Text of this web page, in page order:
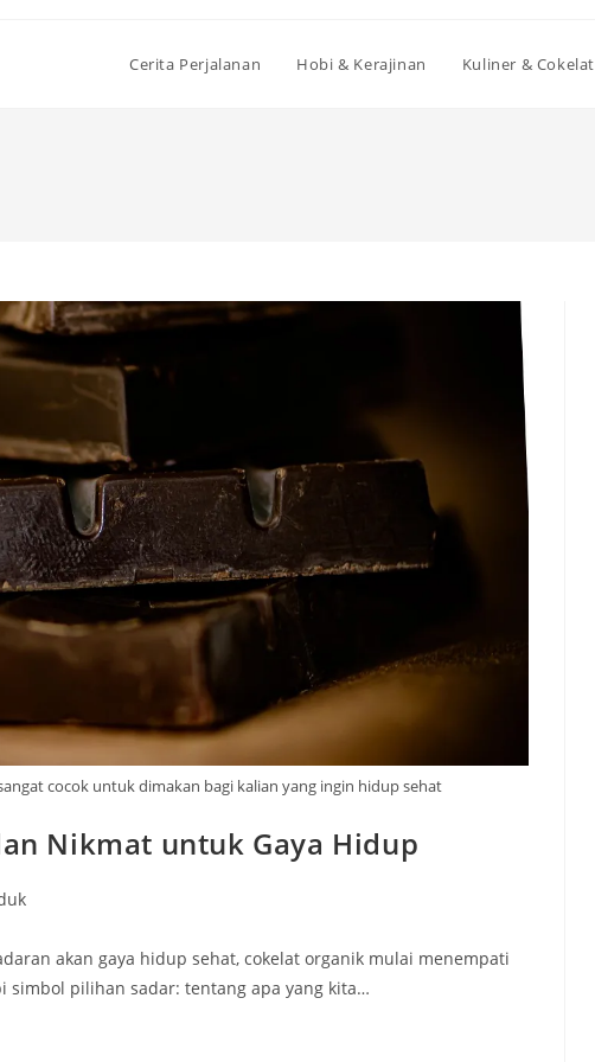
Cerita Perjalanan Hobi & Kerajinan Kuliner & Cokelat
cocok untuk dimakan bagi kalian yang ingin hidup sehat
Nikmat untuk Gaya Hidup
akan gaya hidup sehat, cokelat organik mulai menempati
simbol pilihan sadar: tentang apa yang kita…